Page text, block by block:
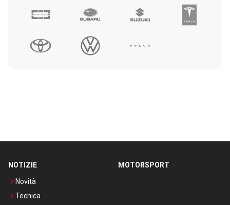
NOTIZIE
Novità
Tecnica
MOTORSPORT